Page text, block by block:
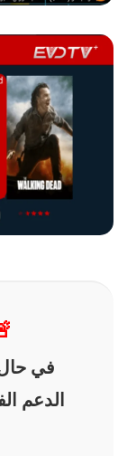
في
الدعم